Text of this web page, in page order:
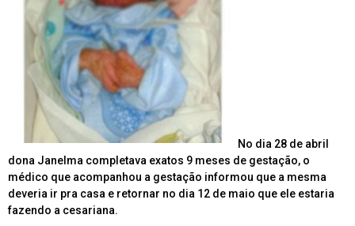
No dia 28 de abril
dona Janelma completava exatos 9 meses de gestação, o
médico que acompanhou a gestação informou que a mesma
deveria ir pra casa e retornar no dia 12 de maio que ele estaria
fazendo a cesariana.